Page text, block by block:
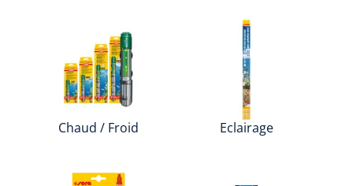
Chaud / Froid Eclairage